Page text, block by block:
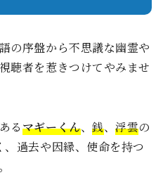
の序盤から不思議な幽霊や
聴者を惹きつけてやみませ
るマギーくん、銭、浮雲の
過去や因縁、使命を持つ